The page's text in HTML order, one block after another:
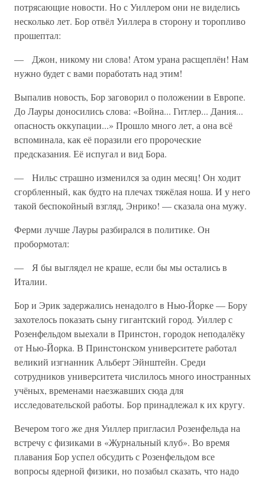
потрясающие новости. Но с Уиллером они не виделись
несколько лет. Бор отвёл Уиллера в сторону и торопливо
прошептал:
— Джон, никому ни слова! Атом урана расщеплён! Нам
нужно будет с вами поработать над этим!
Выпалив новость, Бор заговорил о положении в Европе.
До Лауры доносились слова: «Война... Гитлер... Дания...
опасность оккупации...» Прошло много лет, а она всё
вспоминала, как её поразили его пророческие
предсказания. Её испугал и вид Бора.
— Нильс страшно изменился за один месяц! Он ходит
сгорбленный, как будто на плечах тяжёлая ноша. И у него
такой беспокойный взгляд, Энрико! — сказала она мужу.
Ферми лучше Лауры разбирался в политике. Он
пробормотал:
— Я бы выглядел не краше, если бы мы остались в
Италии.
Бор и Эрик задержались ненадолго в Нью-Йорке — Бору
захотелось показать сыну гигантский город. Уиллер с
Розенфельдом выехали в Принстон, городок неподалёку
от Нью-Йорка. В Принстонском университете работал
великий изгнанник Альберт Эйнштейн. Среди
сотрудников университета числилось много иностранных
учёных, временами наезжавших сюда для
исследовательской работы. Бор принадлежал к их кругу.
Вечером того же дня Уиллер пригласил Розенфельда на
встречу с физиками в «Журнальный клуб». Во время
плавания Бор успел обсудить с Розенфельдом все
вопросы ядерной физики, но позабыл сказать, что надо